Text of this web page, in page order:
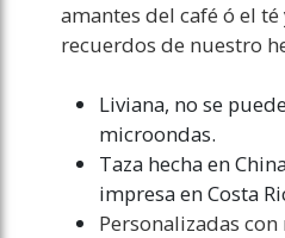
amantes del café ó el
recuerdos de nuestro
Liviana, no se
microondas.
Taza hecha en
impresa en Costa
Personalizadas